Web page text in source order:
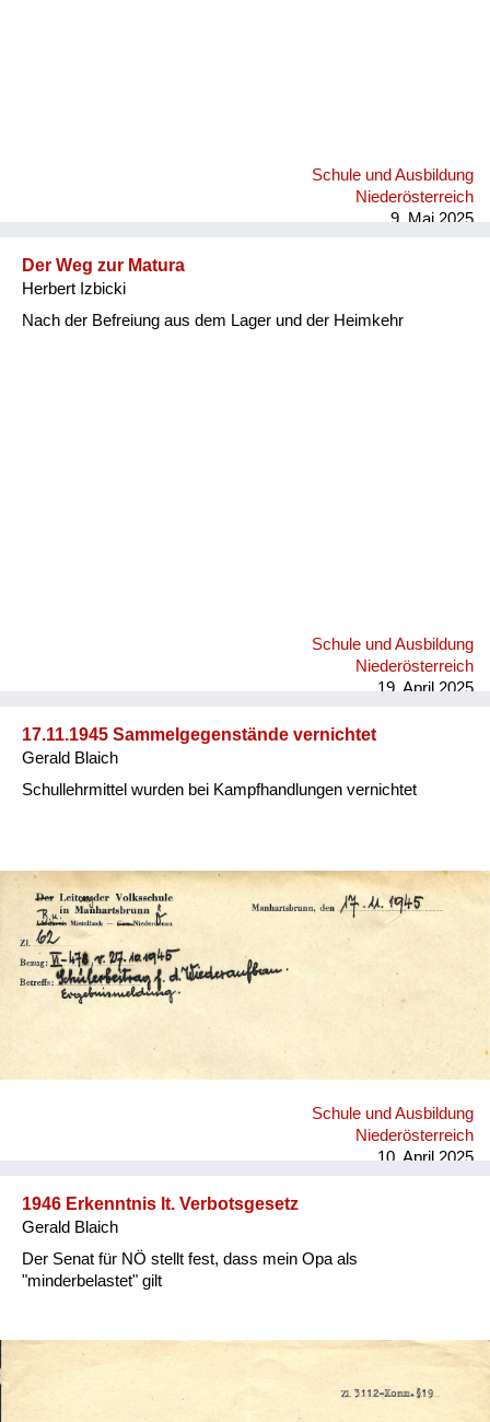
Schule und Ausbildung
Niederösterreich
9. Mai 2025
Der Weg zur Matura
Herbert Izbicki
Nach der Befreiung aus dem Lager und der Heimkehr
Schule und Ausbildung
Niederösterreich
19. April 2025
17.11.1945 Sammelgegenstände vernichtet
Gerald Blaich
Schullehrmittel wurden bei Kampfhandlungen vernichtet
Schule und Ausbildung
Niederösterreich
10. April 2025
1946 Erkenntnis lt. Verbotsgesetz
Gerald Blaich
Der Senat für NÖ stellt fest, dass mein Opa als
"minderbelastet" gilt